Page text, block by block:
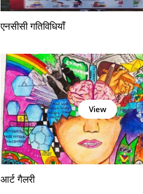
एनसीसी गतिविधियाँ
View
आर्ट गैलरी